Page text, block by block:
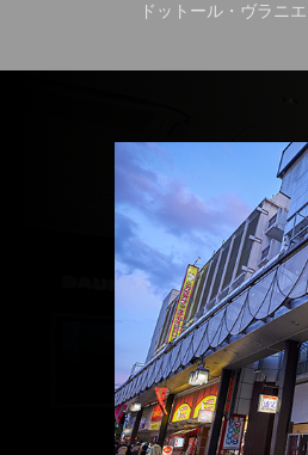
ドットール・ヴラニエ